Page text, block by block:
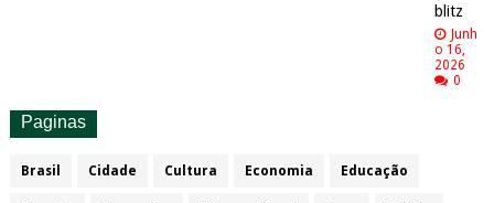
blitz
Junh
o 16,
2026
0
Paginas
Brasil Cidade Cultura Economia Educação